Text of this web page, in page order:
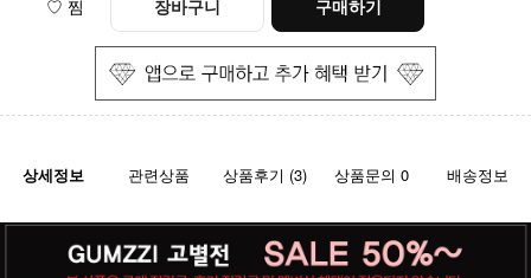
♡ 찜 장바구니 구매하기
상세정보 관련상품 상품후기 (3) 상품문의 0 배송정보